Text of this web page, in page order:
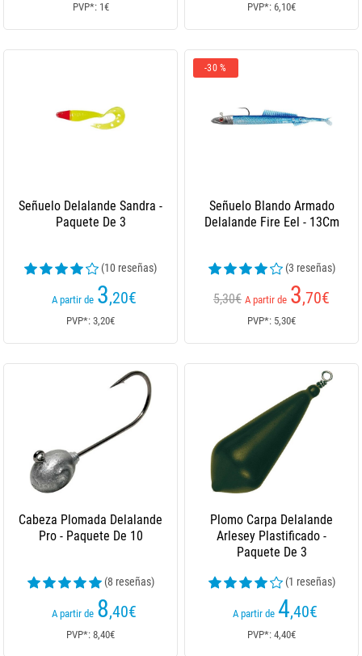
PVP*: 1€ PVP*: 6,10€
Señuelo Delalande Sandra -
Paquete De 3
(10 reseñas)
A partir de 3,20€
PVP*: 3,20€
-30 %
Señuelo Blando Armado
Delalande Fire Eel - 13Cm
(3 reseñas)
5,30€ A partir de 3,70€
PVP*: 5,30€
Cabeza Plomada Delalande
Pro - Paquete De 10
(8 reseñas)
A partir de 8,40€
PVP*: 8,40€
Plomo Carpa Delalande
Arlesey Plastificado -
Paquete De 3
(1 reseñas)
A partir de 4,40€
PVP*: 4,40€